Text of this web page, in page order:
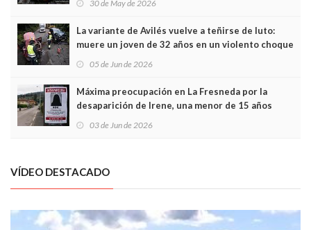
30 de May de 2026
La variante de Avilés vuelve a teñirse de luto:
muere un joven de 32 años en un violento choque
frontal
05 de Jun de 2026
Máxima preocupación en La Fresneda por la
desaparición de Irene, una menor de 15 años
03 de Jun de 2026
VÍDEO DESTACADO